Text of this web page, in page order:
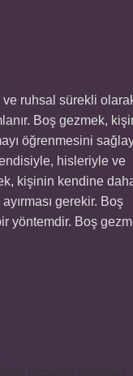
ruhsal sürekli
Boş gezmek,
öğrenmesini
hisleriyle ve
kişinin kendine
gerekir. Boş
yöntemdir. Boş